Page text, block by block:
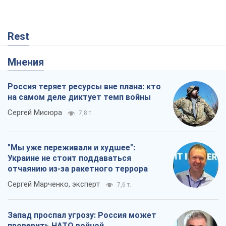
Rest
Мнения
Россия теряет ресурсы вне плана: кто
на самом деле диктует темп войны
Сергей Мисюра 7,8 т.
"Мы уже переживали и худшее":
Украине не стоит поддаваться
отчаянию из-за ракетного террора
Сергей Марченко, эксперт 7,6 т.
Запад проспал угрозу: Россия может